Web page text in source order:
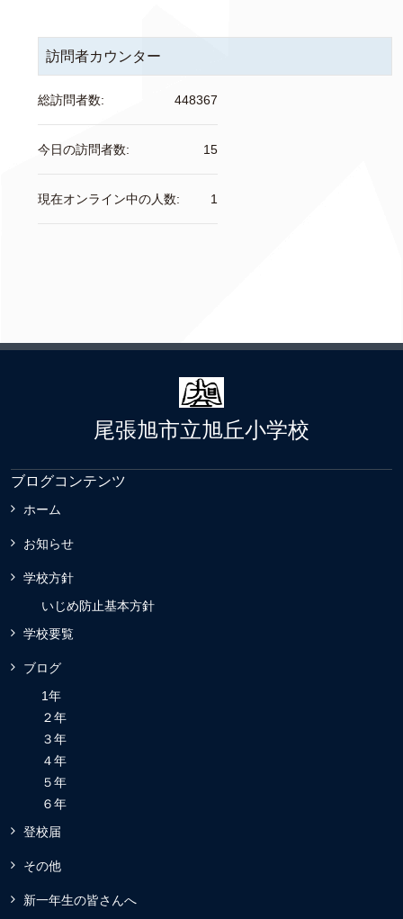
訪問者カウンター
448367
総訪問者数:
15
今日の訪問者数:
1
現在オンライン中の人数:
尾張旭市立旭丘小学校
ブログコンテンツ
ホーム
お知らせ
学校方針
いじめ防止基本方針
学校要覧
ブログ
1年
２年
３年
４年
５年
６年
登校届
その他
新一年生の皆さんへ